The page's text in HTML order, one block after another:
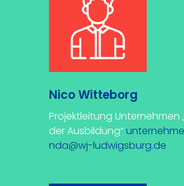
Nico Witteborg
Projektleitung Unternehmen
der Ausbildung“
nda@wj-ludwigsburg.de